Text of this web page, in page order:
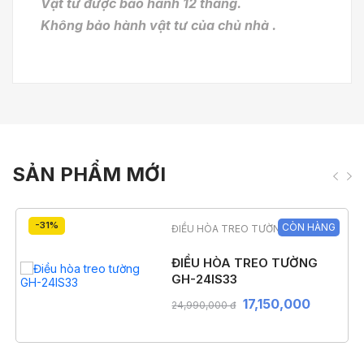
Vật tư được bảo hành 12 tháng.
Không bảo hành vật tư của chủ nhà .
SẢN PHẨM MỚI
-31% ĐIỀU HÒA TREO TƯỜNG
ĐIỀU HÒA TREO TƯỜNG
GH-24IS33
CÒN HÀNG
24,990,000 đ 17,150,000